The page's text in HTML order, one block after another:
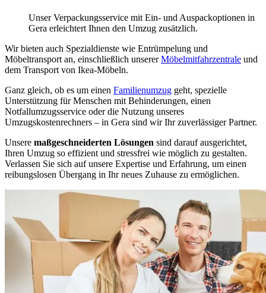
Unser Verpackungsservice mit Ein- und Auspackoptionen in
Gera erleichtert Ihnen den Umzug zusätzlich.
Wir bieten auch Spezialdienste wie Entrümpelung und
Möbeltransport an, einschließlich unsererMöbelmitfahrzentrale und
dem Transport von Ikea-Möbeln.
Ganz gleich, ob es um einen Familienumzug geht, spezielle
Unterstützung für Menschen mit Behinderungen, einen
Notfallumzugsservice oder die Nutzung unseres
Umzugskostenrechners – in Gera sind wir Ihr zuverlässiger Partner.
Unsere maßgeschneiderten Lösungen sind darauf ausgerichtet,
Ihren Umzug so effizient und stressfrei wie möglich zu gestalten.
Verlassen Sie sich auf unsere Expertise und Erfahrung, um einen
reibungslosen Übergang in Ihr neues Zuhause zu ermöglichen.